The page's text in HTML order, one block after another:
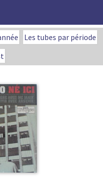
Les tubes par période